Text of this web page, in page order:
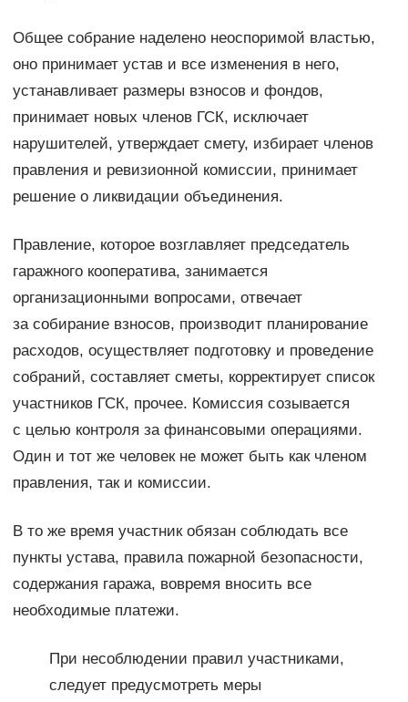
Общее собрание наделено неоспоримой властью,
оно принимает устав и все изменения в него,
устанавливает размеры взносов и фондов,
принимает новых членов ГСК, исключает
нарушителей, утверждает смету, избирает членов
правления и ревизионной комиссии, принимает
решение о ликвидации объединения.
Правление, которое возглавляет председатель
гаражного кооператива, занимается
организационными вопросами, отвечает
за собирание взносов, производит планирование
расходов, осуществляет подготовку и проведение
собраний, составляет сметы, корректирует список
участников ГСК, прочее. Комиссия созывается
с целью контроля за финансовыми операциями.
Один и тот же человек не может быть как членом
правления, так и комиссии.
В то же время участник обязан соблюдать все
пункты устава, правила пожарной безопасности,
содержания гаража, вовремя вносить все
необходимые платежи.
При несоблюдении правил участниками,
следует предусмотреть меры